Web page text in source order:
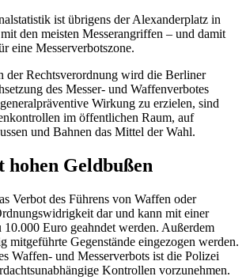
ist übrigens der Alexanderplatz in
den meisten Messerangriffen – und damit
eine Messerverbotszone.
der Rechtsverordnung wird die Berliner
des Messer- und Waffenverbotes
Wirkung zu erzielen, sind
im öffentlichen Raum, auf
und Bahnen das Mittel der Wahl.
hohen Geldbußen
Verbot des Führens von Waffen oder
dar und kann mit einer
Euro geahndet werden. Außerdem
mitgeführte Gegenstände eingezogen werden.
Waffen- und Messerverbots ist die Polizei
Kontrollen vorzunehmen.